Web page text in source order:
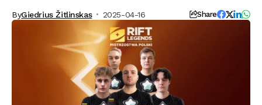
ByGiedrius Žitlinskas 2025-04-16 Share